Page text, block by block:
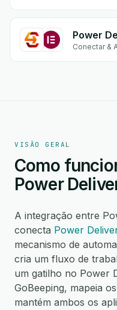
Conectar &
VISÃO GERAL
Como
Power
A integração entre
conecta Power
mecanismo de
cria um fluxo de
um gatilho no Power
GoBeeping, mapeia
mantém ambos os